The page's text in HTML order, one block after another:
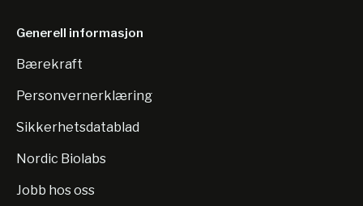
Generell informasjon
Bærekraft
Personvernerklæring
Sikkerhetsdatablad
Nordic Biolabs
Jobb hos oss